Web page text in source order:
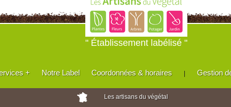
" Établissement labélisé "
+ Notre Label Coordonnées & horaires Gestion
Les artisans du végétal